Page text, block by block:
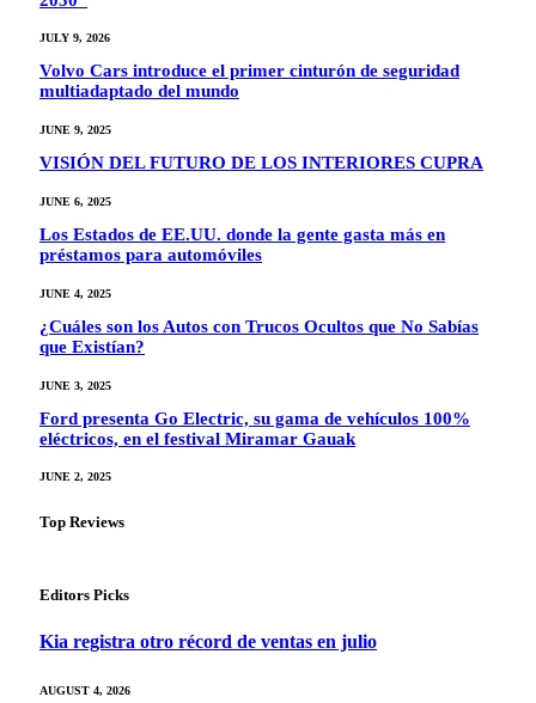
JULY 9, 2026
Volvo Cars introduce el primer cinturón de seguridad
multiadaptado del mundo
JUNE 9, 2025
VISIÓN DEL FUTURO DE LOS INTERIORES CUPRA
JUNE 6, 2025
Los Estados de EE.UU. donde la gente gasta más en
préstamos para automóviles
JUNE 4, 2025
¿Cuáles son los Autos con Trucos Ocultos que No Sabías
que Existían?
JUNE 3, 2025
Ford presenta Go Electric, su gama de vehículos 100%
eléctricos, en el festival Miramar Gauak
JUNE 2, 2025
Top Reviews
Editors Picks
Kia registra otro récord de ventas en julio
AUGUST 4, 2026